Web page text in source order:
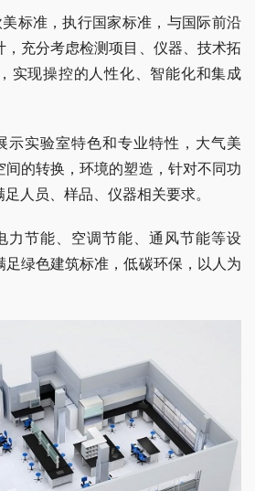
标准，执行国家标准，与国际前沿
充分考虑检测项目、仪器、技术拓
实现操控的人性化、智能化和集成
示实验室特色和专业特性，大气美
的转换，环境的塑造，针对不同功
人员、样品、仪器相关要求。
力节能、空调节能、通风节能等设
绿色建筑标准，低碳环保，以人为